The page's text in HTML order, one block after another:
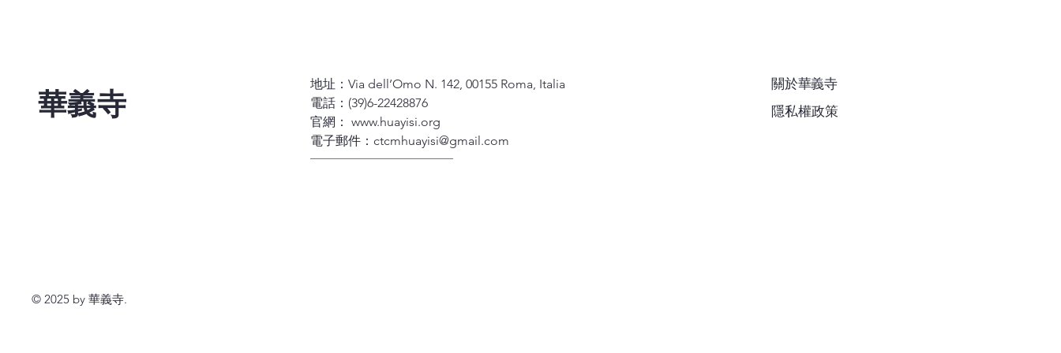
華義寺
地址：Via dell’Omo N. 142, 00155 Roma, Italia
電話：(39)6-22428876
官網：www.huayisi.org
電子郵件：ctcmhuayisi@gmail.com
關於華義寺
隱私權政策
© 2025 by 華義寺.